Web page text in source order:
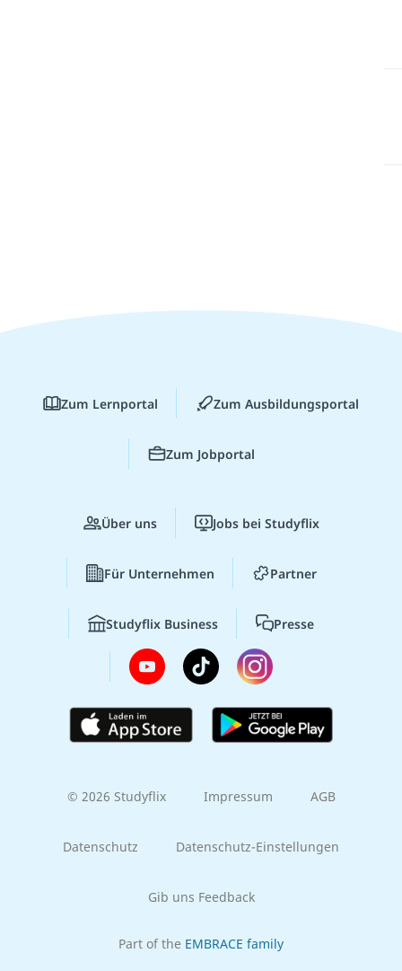
Zum Lernportal Zum Ausbildungsportal
Zum Jobportal
Über uns Jobs bei Studyflix
Für Unternehmen Partner
Studyflix Business Presse
© 2026 Studyflix Impressum AGB
Datenschutz Datenschutz-Einstellungen
Gib uns Feedback
Part of the EMBRACE family